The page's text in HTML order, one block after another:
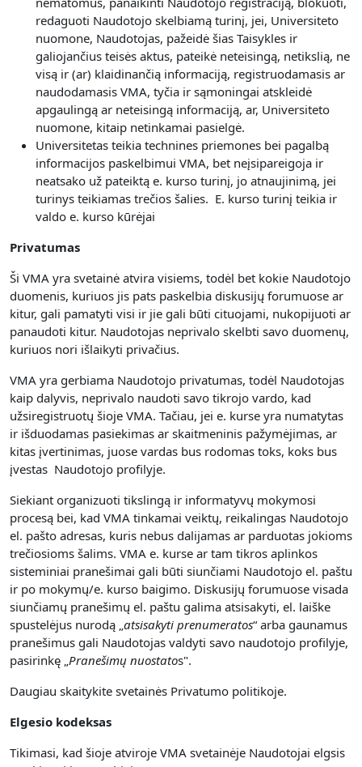
redaguoti Naudotojo skelbiamą turinį, jei, Universiteto
nuomone, Naudotojas, pažeidė šias Taisykles ir
galiojančius teisės aktus, pateikė neteisingą, netikslią, ne
visą ir (ar) klaidinančią informaciją, registruodamasis ar
naudodamasis VMA, tyčia ir sąmoningai atskleidė
apgaulingą ar neteisingą informaciją, ar, Universiteto
nuomone, kitaip netinkamai pasielgė.
Universitetas teikia technines priemones bei pagalbą
informacijos paskelbimui VMA, bet neįsipareigoja ir
neatsako už pateiktą e. kurso turinį, jo atnaujinimą, jei
turinys teikiamas trečios šalies. E. kurso turinį teikia ir
valdo e. kurso kūrėjai
Privatumas
Ši VMA yra svetainė atvira visiems, todėl bet kokie Naudotojo
duomenis, kuriuos jis pats paskelbia diskusijų forumuose ar
kitur, gali pamatyti visi ir jie gali būti cituojami, nukopijuoti ar
panaudoti kitur. Naudotojas neprivalo skelbti savo duomenų,
kuriuos nori išlaikyti privačius.
VMA yra gerbiama Naudotojo privatumas, todėl Naudotojas
kaip dalyvis, neprivalo naudoti savo tikrojo vardo, kad
užsiregistruotų šioje VMA. Tačiau, jei e. kurse yra numatytas
ir išduodamas pasiekimas ar skaitmeninis pažymėjimas, ar
kitas įvertinimas, juose vardas bus rodomas toks, koks bus
įvestas Naudotojo profilyje.
Siekiant organizuoti tikslingą ir informatyvų mokymosi
procesą bei, kad VMA tinkamai veiktų, reikalingas Naudotojo
el. pašto adresas, kuris nebus dalijamas ar parduotas jokioms
trečiosioms šalims. VMA e. kurse ar tam tikros aplinkos
sisteminiai pranešimai gali būti siunčiami Naudotojo el. paštu
ir po mokymų/e. kurso baigimo. Diskusijų forumuose visada
siunčiamų pranešimų el. paštu galima atsisakyti, el. laiške
spustelėjus nurodą „atsisakyti prenumeratos“ arba gaunamus
pranešimus gali Naudotojas valdyti savo naudotojo profilyje,
pasirinkę „Pranešimų nuostatos".
Daugiau skaitykite svetainės Privatumo politikoje.
Elgesio kodeksas
Tikimasi, kad šioje atviroje VMA svetainėje Naudotojai elgsis